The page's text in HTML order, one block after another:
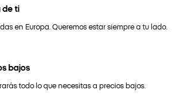
de ti
en Europa. Queremos estar siempre a tu lado.
bajos
todo lo que necesitas a precios bajos.